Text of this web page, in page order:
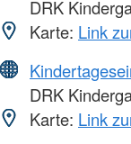
DRK
Karte: Link
DRK
Karte: Link